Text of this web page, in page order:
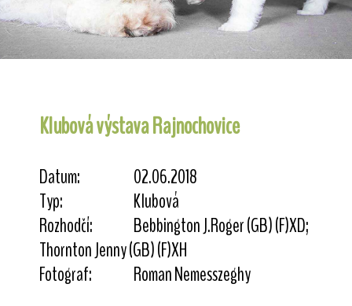
Klubová výstava Rajnochovice
Datum:
02.06.2018
Typ:
Klubová
Rozhodčí:
Bebbington J.Roger (GB) (F)XD;
Thornton Jenny (GB) (F)XH
Fotograf:
Roman Nemesszeghy